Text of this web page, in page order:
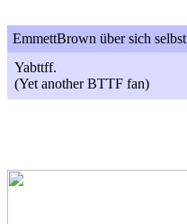
EmmettBrown über sich selbst
Yabttff.
(Yet another BTTF fan)